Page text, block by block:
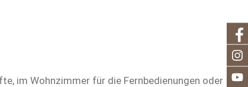
im Wohnzimmer für die Fernbedienungen oder